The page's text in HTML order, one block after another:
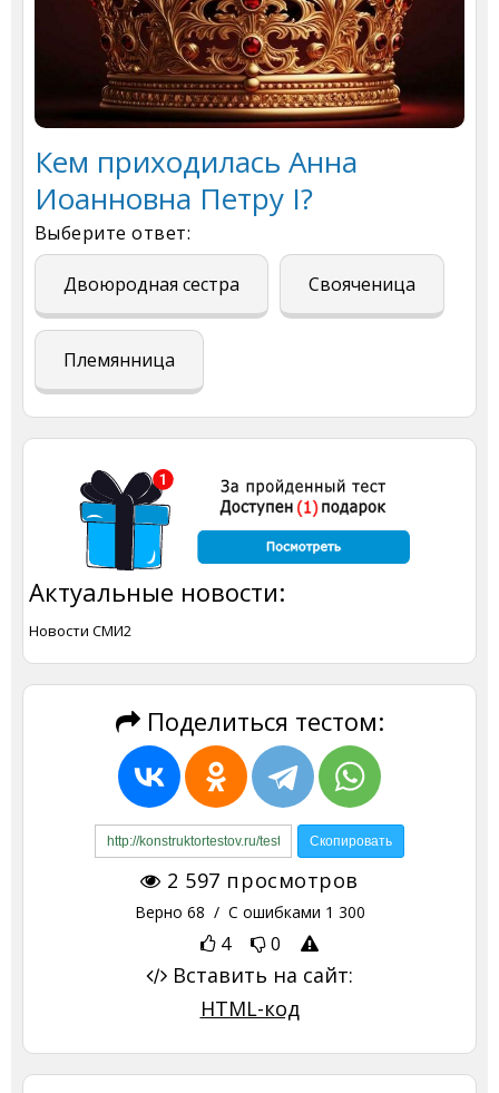
Кем приходилась Анна
Иоанновна Петру I?
Выберите ответ:
Двоюродная сестра Свояченица
Племянница
Актуальные новости:
Новости СМИ2
Поделиться тестом:
2 597 просмотров
Верно 68 / С ошибками 1 300
4 0
Вставить на сайт:
HTML-код